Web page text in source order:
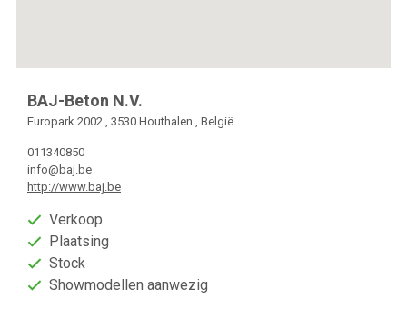
BAJ-Beton N.V.
Europark 2002 , 3530 Houthalen , België
011340850
info@baj.be
http://www.baj.be
Verkoop
Plaatsing
Stock
Showmodellen aanwezig